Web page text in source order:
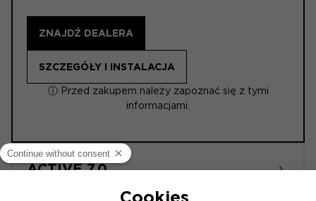
ZNAJDŹ DEALERA
SZCZEGÓŁY I INSTALACJA
ⓘ Przed zakupem należy zapoznać się z tymi
informacjami.
ACTIVE 7.0